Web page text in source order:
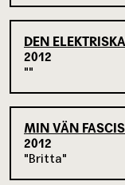
DEN
2012
MIN VÄN
2012
Britta